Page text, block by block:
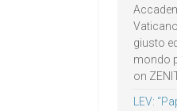
giusto
mondo
on
LEV: